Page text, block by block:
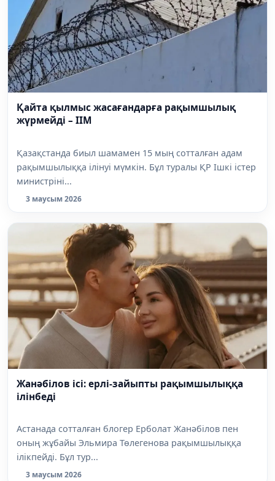
Қайта қылмыс жасағандарға рақымшылық
жүрмейді – ІІМ
Қазақстанда биыл шамамен 15 мың сотталған адам
рақымшылыққа ілінуі мүмкін. Бұл туралы ҚР Ішкі істер
министріні...
3 маусым 2026
Жанәбілов ісі: ерлі-зайыпты рақымшылыққа
ілінбеді
Астанада сотталған блогер Ерболат Жанәбілов пен
оның жұбайы Эльмира Төлегенова рақымшылыққа
ілікпейді. Бұл тур...
3 маусым 2026